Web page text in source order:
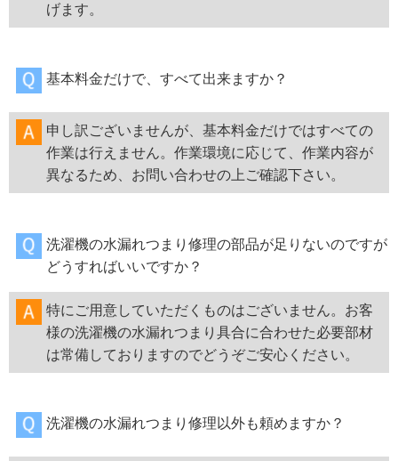
げます。
基本料金だけで、すべて出来ますか？
申し訳ございませんが、基本料金だけではすべての
作業は行えません。作業環境に応じて、作業内容が
異なるため、お問い合わせの上ご確認下さい。
洗濯機の水漏れつまり修理の部品が足りないのですが
どうすればいいですか？
特にご用意していただくものはございません。お客
様の洗濯機の水漏れつまり具合に合わせた必要部材
は常備しておりますのでどうぞご安心ください。
洗濯機の水漏れつまり修理以外も頼めますか？